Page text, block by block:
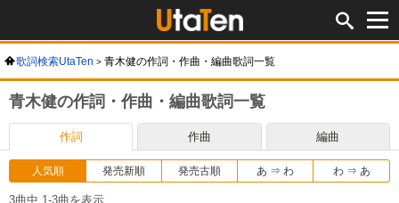
歌詞検索UtaTen 青木健の作詞・作曲・編曲歌詞一覧
青木健の作詞・作曲・編曲歌詞一覧
作詞 作曲 編曲
人気順 発売新順 発売古順 あ ⇒ わ わ ⇒ あ
3曲中 1-3曲を表示